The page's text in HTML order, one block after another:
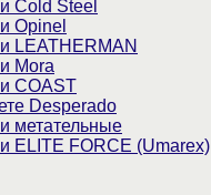
Cold Steel
Opinel
LEATHERMAN
Mora
COAST
Desperado
метательные
ELITE FORCE (Umarex)